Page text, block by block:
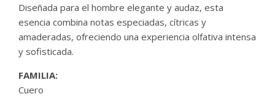
Diseñada para el hombre elegante y audaz, esta
esencia combina notas especiadas, cítricas y
amaderadas, ofreciendo una experiencia olfativa intensa
y sofisticada.
FAMILIA:
Cuero